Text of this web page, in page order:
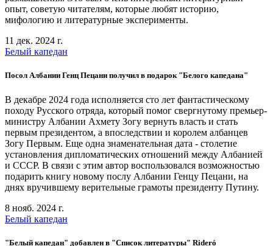
опыт, советую читателям, которые любят историю,
мифологию и литературные эксперименты.
11 дек. 2024 г.
Белый капедан
Посол Албании Генц Пецани получил в подарок "Белого капедана"
В декабре 2024 года исполняется сто лет фантастическому
походу Русского отряда, который помог свергнутому премьер-
министру Албании Ахмету Зогу вернуть власть и стать
первым президентом, а впоследствии и королем албанцев
Зогу Первым. Еще одна знаменательная дата - столетие
установления дипломатических отношений между Албанией
и СССР. В связи с этим автор воспользовался возможностью
подарить книгу новому послу Албании Генцу Пецани, на
днях вручившему верительные грамоты президенту Путину.
8 нояб. 2024 г.
Белый капедан
"Белый капедан" добавлен в "Список литературы" Rideró